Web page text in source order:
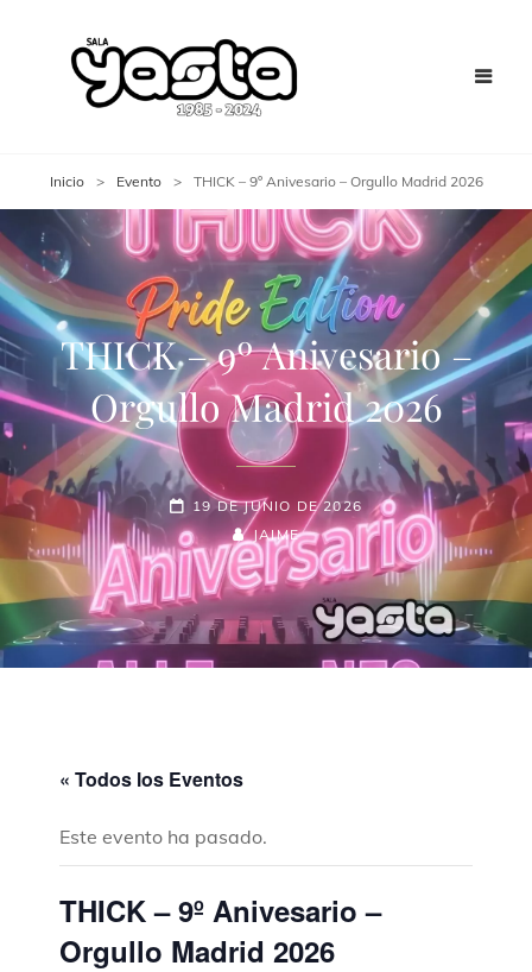
Inicio > Evento > THICK – 9º Anivesario – Orgullo Madrid 2026
THICK – 9º Anivesario –
Orgullo Madrid 2026
19 DE JUNIO DE 2026
JAIME
« Todos los Eventos
Este evento ha pasado.
THICK – 9º Anivesario –
Orgullo Madrid 2026